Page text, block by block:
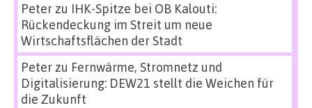
Peterzu IHK-Spitze bei OB Kalouti:
Rückendeckung im Streit um neue
Wirtschaftsflächen der Stadt
Peterzu Fernwärme, Stromnetz und
Digitalisierung: DEW21 stellt die Weichen für
die Zukunft